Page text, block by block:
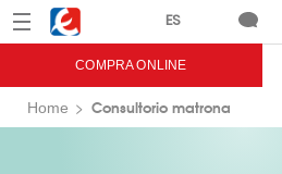
Menú Eroski
COMPRA ONLINE
Home Consultorio matrona